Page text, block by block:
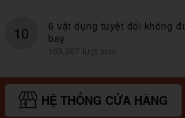
10
6 vật dụng tuyệt đối không
bay
163,367 lượt xem
HỆ THỐNG CỬA HÀNG